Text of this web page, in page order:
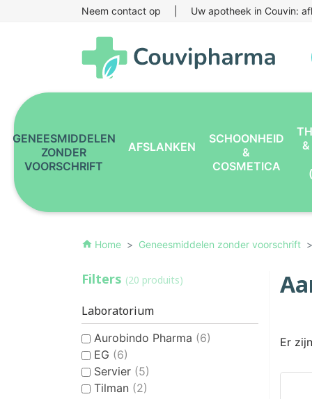
Neem contact op Uw apotheek in Couvin:
GENEESMIDDELEN
ZONDER
VOORSCHRIFT
AFSLANKEN
SCHOONHEID
&
COSMETICA
&
home Home Geneesmiddelen zonder voorschrift
Filters (20 produits)
Laboratorium
Aurobindo Pharma (6)
EG (6)
Servier (5)
Tilman (2)
Er